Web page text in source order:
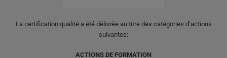
La certification qualité a été délivrée au titre des catégories d’actions
suivantes:
ACTIONS DE FORMATION